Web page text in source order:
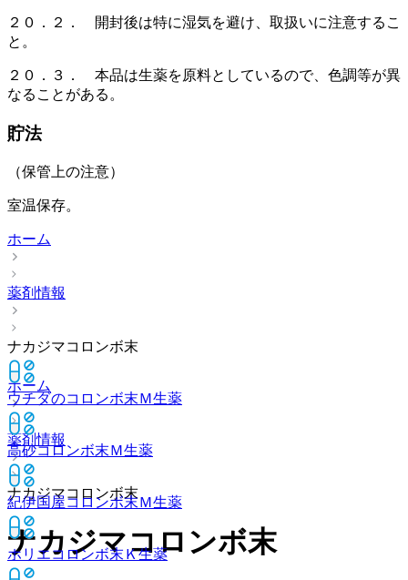
２０．２． 開封後は特に湿気を避け、取扱いに注意するこ
と。
２０．３． 本品は生薬を原料としているので、色調等が異
なることがある。
貯法
（保管上の注意）
室温保存。
ホーム
薬剤情報
ナカジマコロンボ末
ウチダのコロンボ末Ｍ生薬
高砂コロンボ末Ｍ生薬
紀伊国屋コロンボ末Ｍ生薬
ホリエコロンボ末Ｋ生薬
ホーム
薬剤情報
ナカジマコロンボ末
ナカジマコロンボ末